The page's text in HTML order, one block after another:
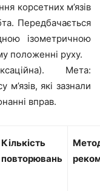
корсетних м’язів
Передбачається
ізометричною
положенні руху.
Мета:
м’язів, які зазнали
вправ.
Кількість
повторювань